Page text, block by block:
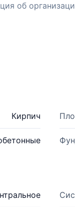
об
Кирпич